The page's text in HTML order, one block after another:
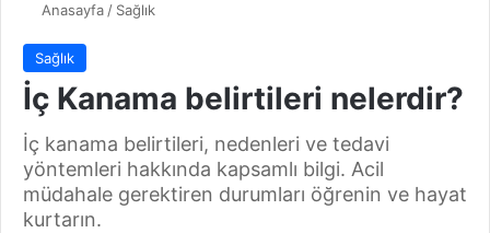
Anasayfa/ Sağlık
Sağlık
İç Kanama belirtileri nelerdir?
İç kanama belirtileri, nedenleri ve tedavi
yöntemleri hakkında kapsamlı bilgi. Acil
müdahale gerektiren durumları öğrenin ve hayat
kurtarın.